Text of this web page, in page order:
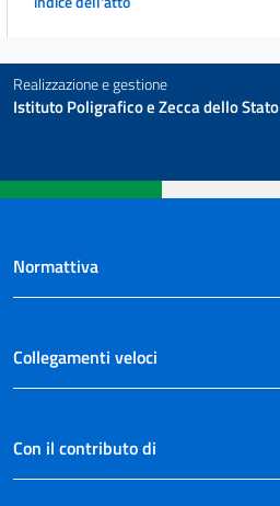
Realizzazione e gestione
Istituto Poligrafico e Zecca dello Stato
Normattiva
Collegamenti veloci
Con il contributo di